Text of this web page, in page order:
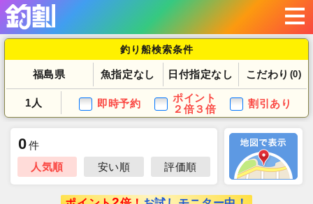
釣り船検索条件
福島県 魚指定なし 日付指定なし こだわり (0)
1人 即時予約
ポイント
２倍３倍
割引あり
0件
人気順
安い順 評価順